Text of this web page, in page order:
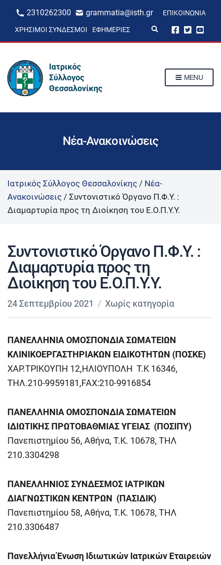
2310262300 grammatia@isth.gr ΕΠΙΚΟΙΝΩΝΊΑ
ΧΡΉΣΙΜΟΙ ΣΎΝΔΕΣΜΟΙ ΕΦΗΜΕΡΊΕΣ
p
m
MENU
Νέα-Ανακοινώσεις
Ιατρικός Σύλλογος Θεσσαλονίκης / Νέα-
Ανακοινώσεις / Συντονιστικό Όργανο Π.Φ.Υ. :
Διαμαρτυρία προς τη Διοίκηση του Ε.Ο.Π.Υ.Υ.
Συντονιστικό Όργανο Π.Φ.Υ. :
Διαμαρτυρία προς τη
Διοίκηση του Ε.Ο.Π.Υ.Υ.
24 Σεπτεμβρίου 2021 Χωρίς κατηγορία
ΠΑΝΕΛΛΗΝΙΑ ΟΜΟΣΠΟΝΔΙΑ ΣΩΜΑΤΕΙΩΝ
ΚΛΙΝΙΚΟΕΡΓΑΣΤΗΡΙΑΚΩΝ ΕΙΔΙΚΟΤΗΤΩΝ (ΠΟΣΚΕ)
ΧΑΡ.ΤΡΙΚΟΥΠΗ 12,ΗΛΙΟΥΠΟΛΗ Τ.Κ 16346,
ΤΗΛ.210-9959181,FAX:210-9916854
ΠΑΝΕΛΛΗΝΙΑ ΟΜΟΣΠΟΝΔΙΑ ΣΩΜΑΤΕΙΩΝ
ΙΔΙΩΤΙΚΗΣ ΠΡΩΤΟΒΑΘΜΙΑΣ ΥΓΕΙΑΣ (ΠΟΣΙΠΥ)
Πανεπιστημίου 56, Αθήνα, Τ.Κ. 10678, ΤΗΛ
210.3304298
ΠΑΝΕΛΛΗΝΙΟΣ ΣΥΝΔΕΣΜΟΣ ΙΑΤΡΙΚΩΝ
ΔΙΑΓΝΩΣΤΙΚΩΝ ΚΕΝΤΡΩΝ (ΠΑΣΙΔΙΚ)
Πανεπιστημίου 58, Αθήνα, Τ.Κ. 10678, ΤΗΛ
210.3306487
Πανελλήνια Ένωση Ιδιωτικών Ιατρικών Εταιρειών